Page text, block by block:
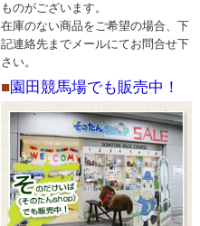
ものがございます。
在庫のない商品をご希望の場合、下
記連絡先までメールにてお問合せ下
さい。
■園田競馬場でも販売中！